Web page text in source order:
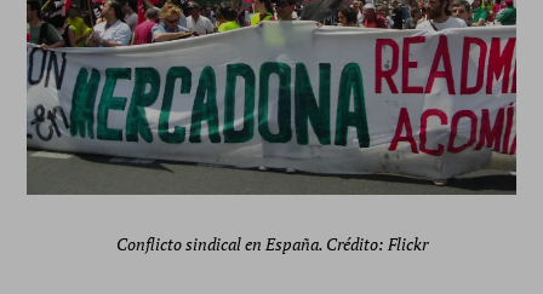
Conflicto sindical en España. Crédito: Flickr